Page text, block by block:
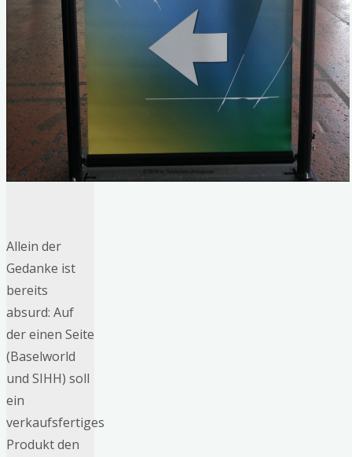
Allein der
Gedanke ist
bereits
absurd: Auf
der einen Seite
(Baselworld
und SIHH) soll
ein
verkaufsfertiges
Produkt den